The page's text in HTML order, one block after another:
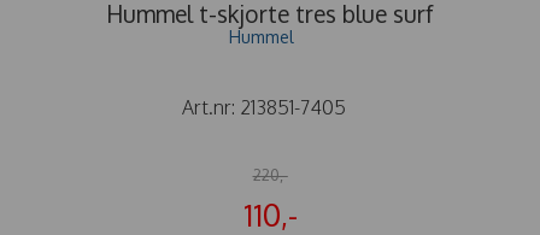
Hummel t-skjorte tres blue surf
Hummel
Art.nr: 213851-7405
220,-
110,-